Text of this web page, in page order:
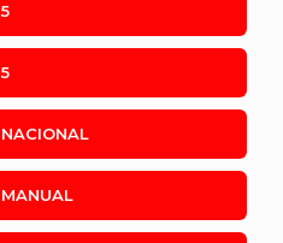
5
5
NACIONAL
MANUAL